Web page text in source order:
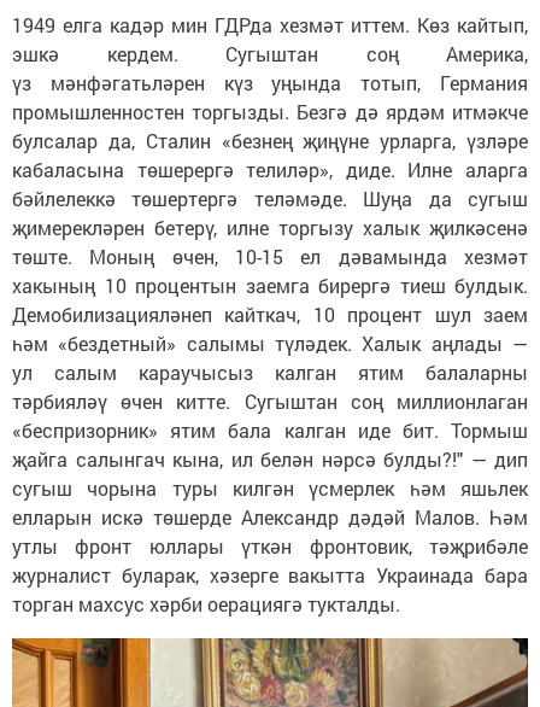
1949 елга кадәр мин ГДРда хезмәт иттем. Көз кайтып,
эшкә кердем. Сугыштан соң Америка,
үз мәнфәгатьләрен күз уңында тотып, Германия
промышленностен торгызды. Безгә дә ярдәм итмәкче
булсалар да, Сталин «безнең җиңүне урларга, үзләре
кабаласына төшерергә телиләр», диде. Илне аларга
бәйлелеккә төшертергә теләмәде. Шуңа да сугыш
җимерекләрен бетерү, илне торгызу халык җилкәсенә
төште. Моның өчен, 10-15 ел дәвамында хезмәт
хакының 10 процентын заемга бирергә тиеш булдык.
Демобилизацияләнеп кайткач, 10 процент шул заем
һәм «бездетный» салымы түләдек. Халык аңлады —
ул салым караучысыз калган ятим балаларны
тәрбияләү өчен китте. Сугыштан соң миллионлаган
«беспризорник» ятим бала калган иде бит. Тормыш
җайга салынгач кына, ил белән нәрсә булды?!" — дип
сугыш чорына туры килгән үсмерлек һәм яшьлек
елларын искә төшерде Александр дәдәй Малов. Һәм
утлы фронт юллары үткән фронтовик, тәҗрибәле
журналист буларак, хәзерге вакытта Украинада бара
торган махсус хәрби оерациягә тукталды.